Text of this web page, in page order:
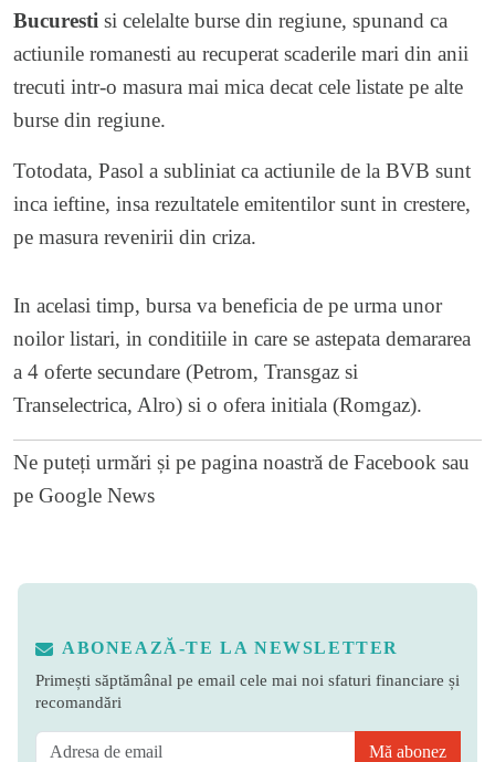
Bucuresti si celelalte burse din regiune, spunand ca
actiunile romanesti au recuperat scaderile mari din anii
trecuti intr-o masura mai mica decat cele listate pe alte
burse din regiune.
Totodata, Pasol a subliniat ca actiunile de la BVB sunt
inca ieftine, insa rezultatele emitentilor sunt in crestere,
pe masura revenirii din criza.
In acelasi timp, bursa va beneficia de pe urma unor
noilor listari, in conditiile in care se astepata demararea
a 4 oferte secundare (Petrom, Transgaz si
Transelectrica, Alro) si o ofera initiala (Romgaz).
Ne puteți urmări și pe pagina noastră de Facebook sau
pe Google News
ABONEAZĂ-TE LA NEWSLETTER
Primești săptămânal pe email cele mai noi sfaturi financiare și
recomandări
Mă abonez